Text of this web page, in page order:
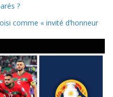
?
comme « invité d’honneur